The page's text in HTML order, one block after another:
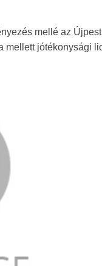
mellé az
jótékonysági